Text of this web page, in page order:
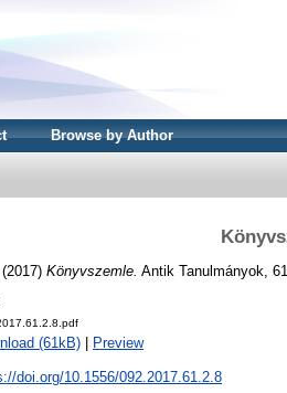
Browse by Author
(2017) Könyvszemle. Antik Tanulmányok,
(61kB) Preview
doi.org/10.1556/092.2017.61.2.8